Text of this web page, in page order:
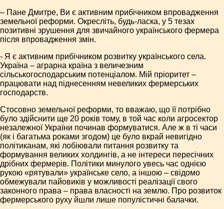
– Пане Дмитре, Ви є активним прибічником впровадження
земельної реформи. Окресліть, будь-ласка, у 5 тезах
позитивні зрушення для звичайного українського фермера
після впровадження змін.
- Я є активним прибічником розвитку українського села.
Україна – аграрна країна з величезним
сільськогосподарським потенціалом. Мій пріоритет –
працювати над піднесенням невеликих фермерських
господарств.
Стосовно земельної реформи, то вважаю, що її потрібно
було здійснити ще 20 років тому, в той час коли агросектор
незалежної України починав формуватися. Але ж в ті часи
(як і багатьма роками згодом) це було вкрай невигідно
політиканам, які лобіювали питання розвитку та
формування великих холдингів, а не інтереси пересічних
дрібних фермерів. Політики минулого увесь час однією
рукою «рятували» українське село, а іншою – свідомо
обмежували пайовиків у можливості реалізації свого
законного права – права власності на землю. Про розвиток
фермерського руху йшли лише популістичні балачки.